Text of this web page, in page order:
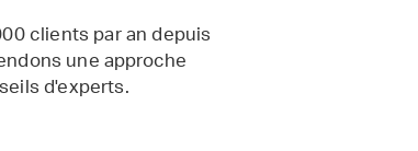
clients par an depuis
une approche
d'experts.